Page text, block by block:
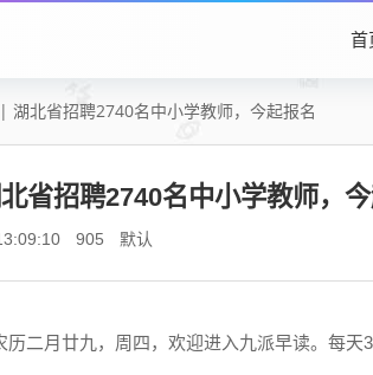
首
湖北省招聘2740名中小学教师，今起报名
省招聘2740名中小学教师，
905 默认
月廿九，周四，欢迎进入九派早读。每天3